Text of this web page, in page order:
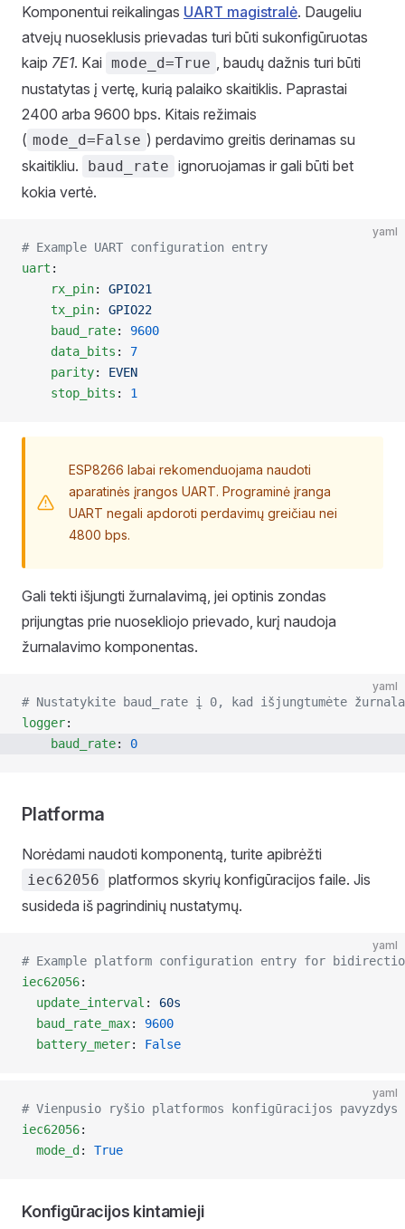
Komponentui reikalingas UART magistralė. Daugeliu
atvejų nuoseklusis prievadas turi būti sukonfigūruotas
kaip 7E1. Kai mode_d=True
, baudų dažnis turi būti
nustatytas į vertę, kurią palaiko skaitiklis. Paprastai
2400 arba 9600 bps. Kitais režimais
( mode_d=False ) perdavimo greitis derinamas su
skaitikliu.
baud_rate ignoruojamas ir gali būti bet
kokia vertė.
yaml
# Example UART configuration entry
uart :
    rx_pin
: GPIO21
    tx_pin
: GPIO22
    baud_rate
: 9600
    data_bits
: 7
    parity
: EVEN
    stop_bits
: 1
ESP8266 labai rekomenduojama naudoti
aparatinės įrangos UART. Programinė įranga
UART negali apdoroti perdavimų greičiau nei
4800 bps.
Gali tekti išjungti žurnalavimą, jei optinis zondas
prijungtas prie nuosekliojo prievado, kurį naudoja
žurnalavimo komponentas.
yaml
# Nustatykite baud_rate į 0, kad išjungtumėte
logger:
    baud_rate
: 0
Platforma
Norėdami naudoti komponentą, turite apibrėžti
iec62056 platformos skyrių konfigūracijos faile. Jis
susideda iš pagrindinių nustatymų.
yaml
# Example platform configuration entry for
iec62056:
  update_interval
: 60s
  baud_rate_max
: 9600
  battery_meter
: False
yaml
# Vienpusio ryšio platformos konfigūracijos pavyzdys
iec62056:
  mode_d
: True
Konfigūracijos kintamieji